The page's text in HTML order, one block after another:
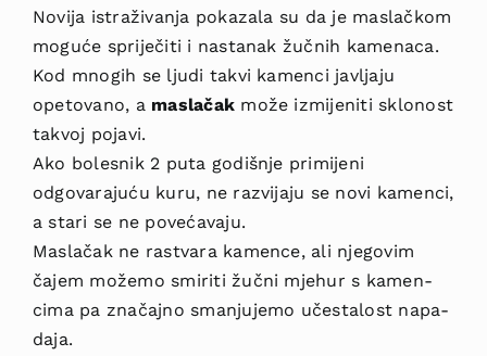
Novija istraživanja pokazala su da je maslačkom
mo­guće spriječiti i nastanak žučnih kamenaca.
Kod mnogih se ljudi takvi kamenci javljaju
opetovano, a maslačak može izmijeniti sklo­nost
takvoj pojavi.
Ako bolesnik 2 puta godi­šnje primijeni
odgovarajuću kuru, ne razvijaju se novi kamenci,
a stari se ne povećavaju.
Maslačak ne rastvara kamence, ali njegovim
čajem možemo smiriti žučni mjehur s kamen­
cima pa značajno smanjujemo učestalost napa­
daja.